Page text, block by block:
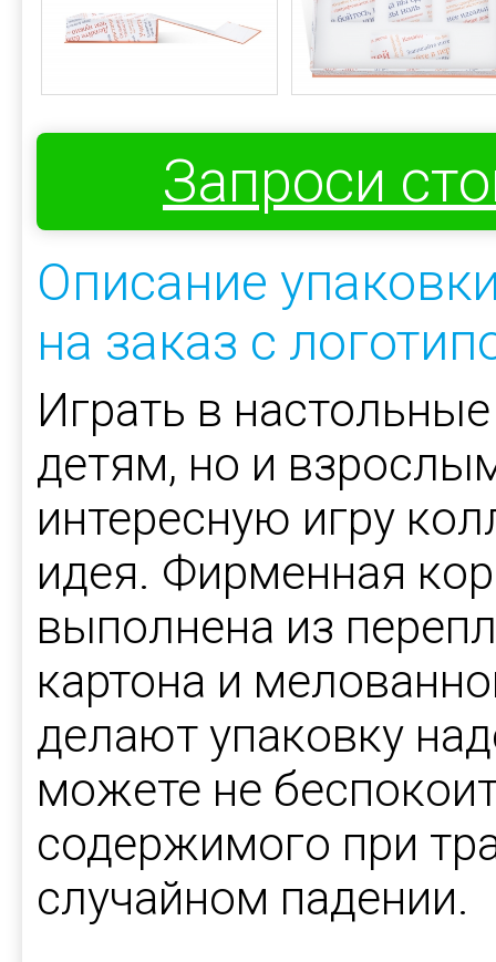
Запроси
Описание
на заказ с
Играть в
детям, но и
интересную игру
идея. Фирменная
выполнена из
картона и
делают упаковку
можете не
содержимого при
случайном падении.